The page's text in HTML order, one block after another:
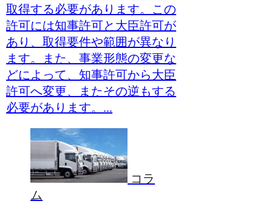
取得する必要があります。この
許可には知事許可と大臣許可が
あり、取得要件や範囲が異なり
ます。また、事業形態の変更な
どによって、知事許可から大臣
許可へ変更、またその逆もする
必要があります。...
コラ
ム